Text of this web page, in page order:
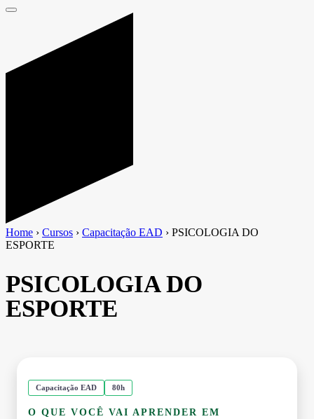
Home › Cursos › Capacitação EAD › PSICOLOGIA DO
ESPORTE
PSICOLOGIA DO
ESPORTE
Capacitação EAD 80h
O QUE VOCÊ VAI APRENDER EM